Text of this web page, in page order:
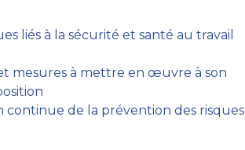
liés à la sécurité et santé au travail
mesures à mettre en œuvre à son
continue de la prévention des risques